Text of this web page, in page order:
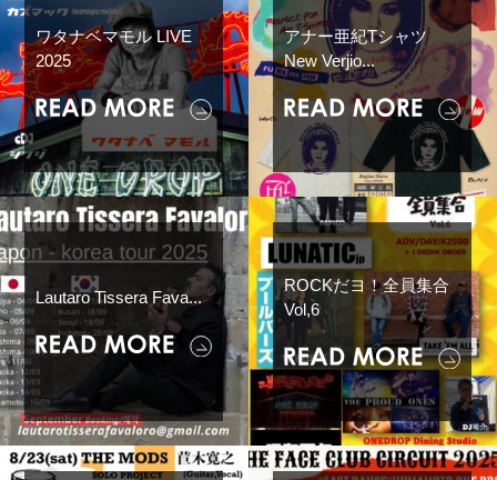
ワタナベマモル LIVE
2025
アナー亜紀Tシャツ
New Verjio...
Lautaro Tissera Fava...
ROCKだヨ！全員集合
Vol,6